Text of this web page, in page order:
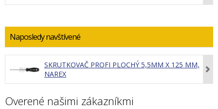
Naposledy navštívené
SKRUTKOVAČ PROFI PLOCHÝ 5,5MM X 125 MM,
NAREX
Overené našimi zákazníkmi